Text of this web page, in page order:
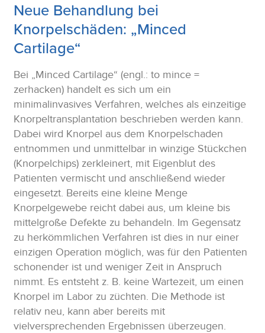
Neue Behandlung bei
Knorpelschäden: „Minced
Cartilage“
Bei „Minced Cartilage“ (engl.: to mince =
zerhacken) handelt es sich um ein
minimalinvasives Verfahren, welches als einzeitige
Knorpeltransplantation beschrieben werden kann.
Dabei wird Knorpel aus dem Knorpelschaden
entnommen und unmittelbar in winzige Stückchen
(Knorpelchips) zerkleinert, mit Eigenblut des
Patienten vermischt und anschließend wieder
eingesetzt. Bereits eine kleine Menge
Knorpelgewebe reicht dabei aus, um kleine bis
mittelgroße Defekte zu behandeln. Im Gegensatz
zu herkömmlichen Verfahren ist dies in nur einer
einzigen Operation möglich, was für den Patienten
schonender ist und weniger Zeit in Anspruch
nimmt. Es entsteht z. B. keine Wartezeit, um einen
Knorpel im Labor zu züchten. Die Methode ist
relativ neu, kann aber bereits mit
vielversprechenden Ergebnissen überzeugen.